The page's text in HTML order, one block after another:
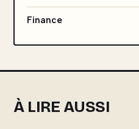
Finance
À LIRE AUSSI